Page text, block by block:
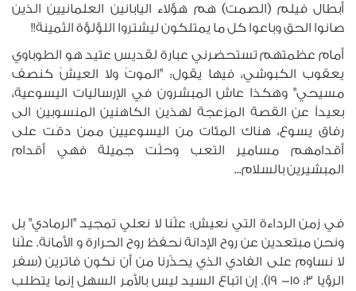
أبطال فيلم (الصمت) هم هؤلاء اليابانين العلمانيين الذين
صانوا الحق وباعوا كل ما يمتلكون ليشتروا اللؤلؤة الثمينة!!
أمام عظمتهم تستحضرني عبارة لقديس عتيد هو الطوباوي
يعقوب الكبوشي، فيها يقول: "الموتُ ولا العيشُ كنصف
مسيحي" وهكذا عاش المبشرون في الإرساليات اليسوعية،
بعيداً عن القصة المزعجة لهذين الكاهنين المنسوبين الى
رفاق يسوع، هناك المئات من اليسوعيين ممن دقَت على
أقدامهم مسامير التعب وحلّت جميلة فهي أقدام
المبشيرين بالسلام...
في زمن الرداءة التي نعيش: علّنا لا نعلي تمجيد "الرمادي" بل
ونحن مبتعدين عن روح الإدانة نحفظ روح الحرارة و الأمانة. علّنا
لا نساوم على الفادي الذي يحذّرنا من أن نكون فاترين (سفر
الرؤيا 3: 15- 19). إن اتباع السيد ليس بالأمر السهل إنما يتطلب